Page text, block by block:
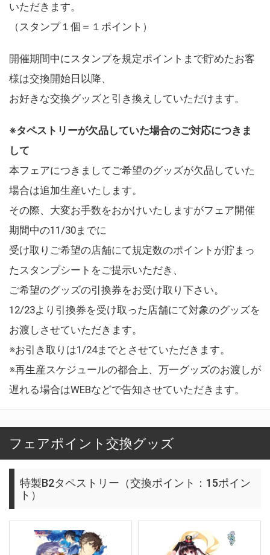
いただきます。
（スタンプ１個＝１ポイント）
開催期間中にスタンプを規定ポイントまで貯めたお客
様は交換開始日以降、
お好きな交換グッズと引き換えしていただけます。
※タペストリーが欠品していた場合のご対応につきま
して
本フェアにつきましてご希望のグッズが欠品していた
場合は追加生産いたします。
その際、大変お手数をおかけいたしますがフェア開催
期間中の11/30までに
受け取りご希望の店舗にて規定数のポイントが貯まっ
たスタンプシートをご提示いただき、
ご希望のグッズの引換券をお受け取り下さい。
12/23より引換券を受け取った店舗にて対象のグッズを
お渡しさせていただきます。
※お引き取りは1/24までとさせていただきます。
※再生産スケジュールの都合上、万一グッズのお渡しが
遅れる場合はWEBなどで告知させていただきます。
フェアポイント交換グッズ
特製B2タペストリー（交換ポイント：15ポイン
ト）